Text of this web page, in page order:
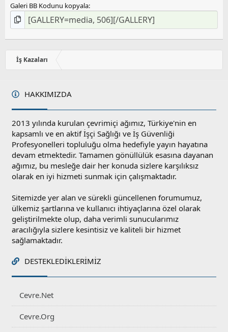
Galeri BB Kodunu kopyala
İş Kazaları
HAKKIMIZDA
2013 yılında kurulan çevrimiçi ağımız, Türkiye'nin en
kapsamlı ve en aktif İşçi Sağlığı ve İş Güvenliği
Profesyonelleri topluluğu olma hedefiyle yayın hayatına
devam etmektedir. Tamamen gönüllülük esasına dayanan
ağımız, bu mesleğe dair her konuda sizlere karşılıksız
olarak en iyi hizmeti sunmak için çalışmaktadır.
Sitemizde yer alan ve sürekli güncellenen forumumuz,
ülkemiz şartlarına ve kullanıcı ihtiyaçlarına özel olarak
geliştirilmekte olup, daha verimli sunucularımız
aracılığıyla sizlere kesintisiz ve kaliteli bir hizmet
sağlamaktadır.
DESTEKLEDIKLERIMIZ
Cevre.Net
Cevre.Org